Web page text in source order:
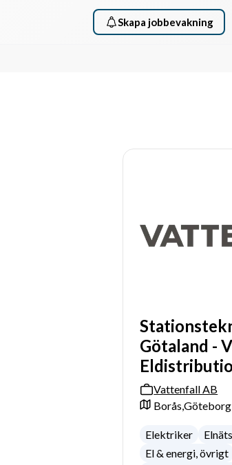
Skapa jobbevakning
Götaland -
Vattenfall AB
Borås,
Elektriker
El & energi, övrigt